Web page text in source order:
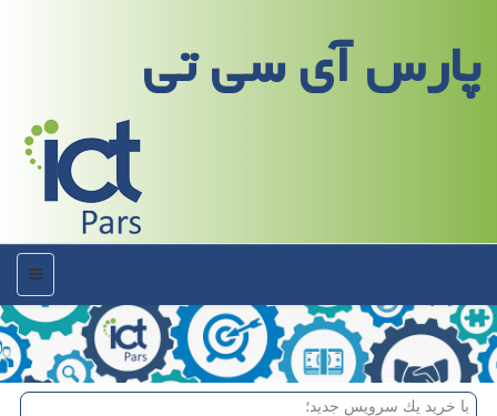
پارس آی سی تی
منو
با خرید یك سرویس جدید؛